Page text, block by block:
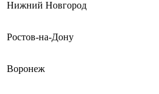
Нижний Новгород
Ростов-на-Дону
Воронеж